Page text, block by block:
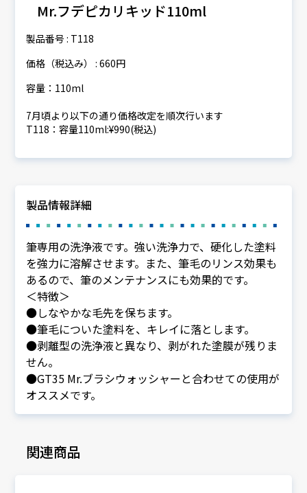
Mr.フデピカリキッド110ml
製品番号 : T118
価格（税込み） : 660円
容量：110ml
7月頃より以下の通り価格改定を順次行います
T118：容量110ml:¥990(税込)
製品情報詳細
筆専用の洗浄液です。強い洗浄力で、硬化した塗料
を強力に溶解させます。また、筆毛のリンス効果も
あるので、筆のメンテナンスにも効果的です。
＜特徴＞
●しなやかな毛先を保ちます。
●筆毛についた塗料を、キレイに落とします。
●剥離型の洗浄液と異なり、剥がれた塗膜が残りま
せん。
●GT35 Mr.ブラシウォッシャーと合わせての使用が
オススメです。
関連商品